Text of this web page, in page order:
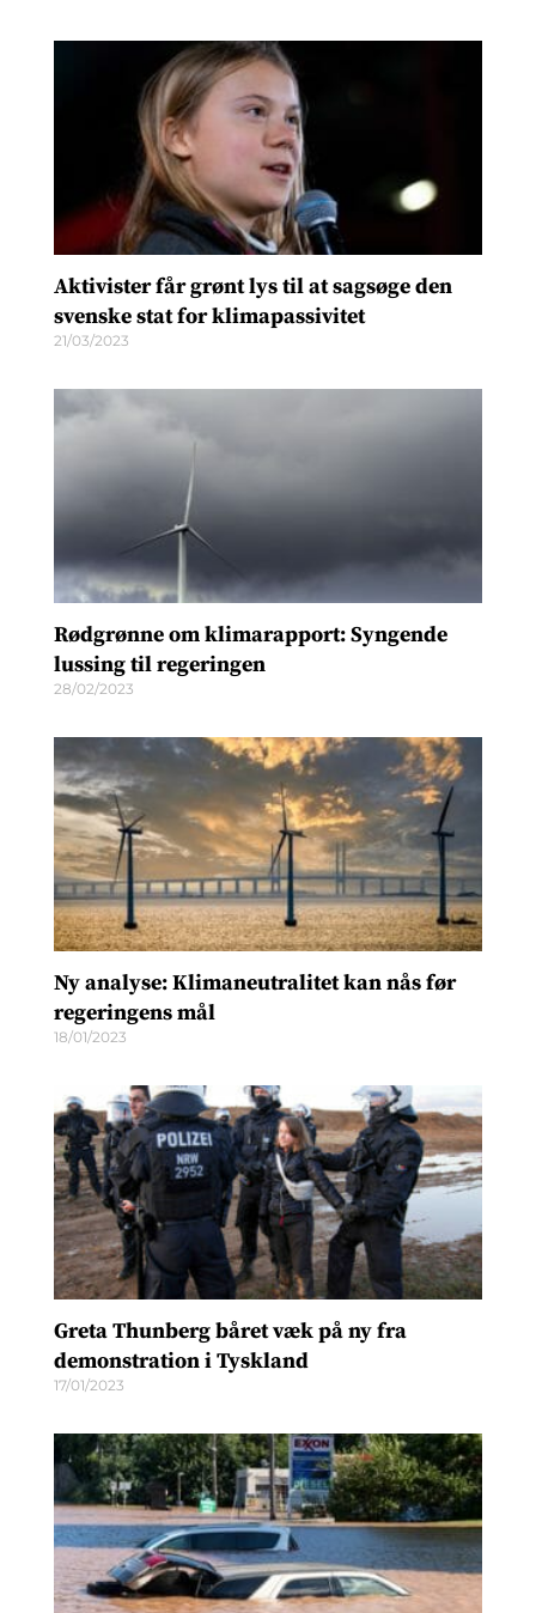
Aktivister får grønt lys til at sagsøge den
svenske stat for klimapassivitet
21/03/2023
Rødgrønne om klimarapport: Syngende
lussing til regeringen
28/02/2023
Ny analyse: Klimaneutralitet kan nås før
regeringens mål
18/01/2023
Greta Thunberg båret væk på ny fra
demonstration i Tyskland
17/01/2023